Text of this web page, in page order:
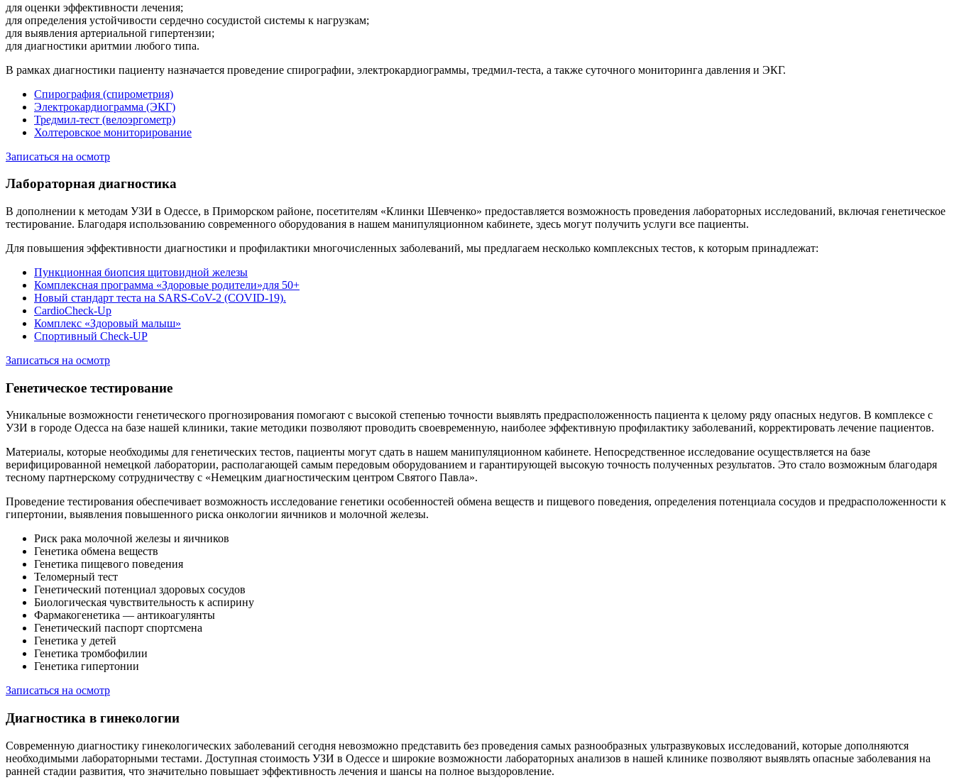
для оценки эффективности лечения;
для определения устойчивости сердечно сосудистой системы к нагрузкам;
для выявления артериальной гипертензии;
для диагностики аритмии любого типа.
В рамках диагностики пациенту назначается проведение спирографии, электрокардиограммы, тредмил-теста, а также суточного мониторинга давления и ЭКГ.
Спирография (спирометрия)
Электрокардиограмма (ЭКГ)
Тредмил-тест (велоэргометр)
Холтеровское мониторирование
Записаться на осмотр
Лабораторная диагностика
В дополнении к методам УЗИ в Одессе, в Приморском районе, посетителям «Клинки Шевченко» предоставляется возможность проведения лабораторных исследований, включая генетическое
тестирование. Благодаря использованию современного оборудования в нашем манипуляционном кабинете, здесь могут получить услуги все пациенты.
Для повышения эффективности диагностики и профилактики многочисленных заболеваний, мы предлагаем несколько комплексных тестов, к которым принадлежат:
Пункционная биопсия щитовидной железы
Комплексная программа «Здоровые родители»для 50+
Новый стандарт теста на SARS-CoV-2 (COVID-19).
CardioCheck-Up
Комплекс «Здоровый малыш»
Спортивный Check-UP
Записаться на осмотр
Генетическое тестирование
Уникальные возможности генетического прогнозирования помогают с высокой степенью точности выявлять предрасположенность пациента к целому ряду опасных недугов. В комплексе с
УЗИ в городе Одесса на базе нашей клиники, такие методики позволяют проводить своевременную, наиболее эффективную профилактику заболеваний, корректировать лечение пациентов.
Материалы, которые необходимы для генетических тестов, пациенты могут сдать в нашем манипуляционном кабинете. Непосредственное исследование осуществляется на базе
верифицированной немецкой лаборатории, располагающей самым передовым оборудованием и гарантирующей высокую точность полученных результатов. Это стало возможным благодаря
тесному партнерскому сотрудничеству с «Немецким диагностическим центром Святого Павла».
Проведение тестирования обеспечивает возможность исследование генетики особенностей обмена веществ и пищевого поведения, определения потенциала сосудов и предрасположенности к
гипертонии, выявления повышенного риска онкологии яичников и молочной железы.
Риск рака молочной железы и яичников
Генетика обмена веществ
Генетика пищевого поведения
Теломерный тест
Генетический потенциал здоровых сосудов
Биологическая чувствительность к аспирину
Фармакогенетика — антикоагулянты
Генетический паспорт спортсмена
Генетика у детей
Генетика тромбофилии
Генетика гипертонии
Записаться на осмотр
Диагностика в гинекологии
Современную диагностику гинекологических заболеваний сегодня невозможно представить без проведения самых разнообразных ультразвуковых исследований, которые дополняются
необходимыми лабораторными тестами. Доступная стоимость УЗИ в Одессе и широкие возможности лабораторных анализов в нашей клинике позволяют выявлять опасные заболевания на
ранней стадии развития, что значительно повышает эффективность лечения и шансы на полное выздоровление.